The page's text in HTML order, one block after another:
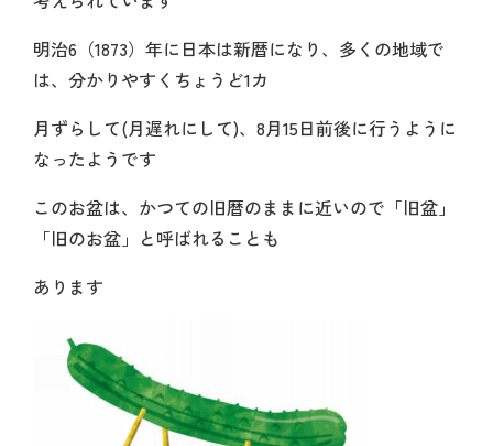
明治6（1873）年に日本は新暦になり、多くの地域で
は、分かりやすくちょうど1カ
月ずらして(月遅れにして)、8月15日前後に行うように
なったようです
このお盆は、かつての旧暦のままに近いので「旧盆」
「旧のお盆」と呼ばれることも
あります